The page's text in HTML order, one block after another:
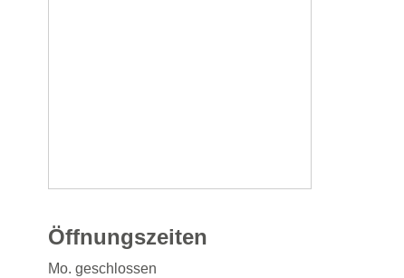
Öffnungszeiten
Mo. geschlossen